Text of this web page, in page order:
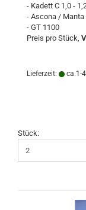
- Kadett C 1,0 -
- Ascona / Manta
- GT 1100
Preis pro Stück,
Lieferzeit: ca.1-
Stück: